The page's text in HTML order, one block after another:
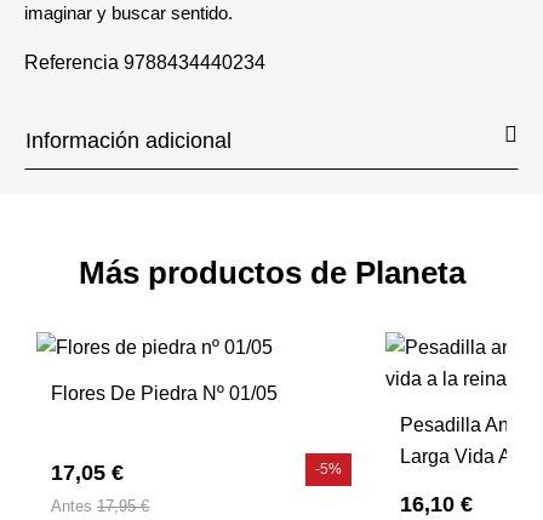
imaginar y buscar sentido.
Referencia 9788434440234
Información adicional
Más productos de Planeta
Flores De Piedra Nº 01/05
17,05 €
Antes 17,95 €
-5%
Pesadilla Antes
Larga Vida A
16,10 €